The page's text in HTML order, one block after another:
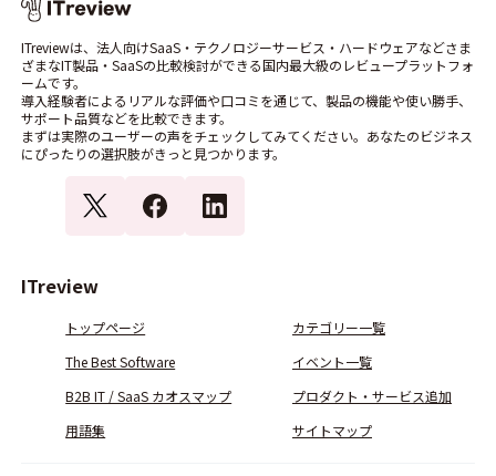
ITreviewは、法人向けSaaS・テクノロジーサービス・ハードウェアなどさま
ざまなIT製品・SaaSの比較検討ができる国内最大級のレビュープラットフォ
ームです。
導入経験者によるリアルな評価や口コミを通じて、製品の機能や使い勝手、
サポート品質などを比較できます。
まずは実際のユーザーの声をチェックしてみてください。あなたのビジネス
にぴったりの選択肢がきっと見つかります。
ITreview
トップページ
カテゴリー一覧
The Best Software
イベント一覧
B2B IT / SaaS カオスマップ
プロダクト・サービス追加
用語集
サイトマップ